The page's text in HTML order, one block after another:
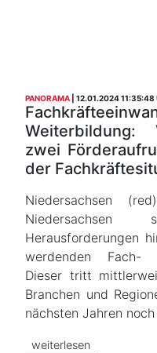
PANORAMA 12.01.2024 11:35:48
Weiterbildung:
zwei
der
Niedersachsen
Herausforderungen
werdenden Fach-
Dieser tritt
Branchen und
nächsten Jahren
weiterlesen